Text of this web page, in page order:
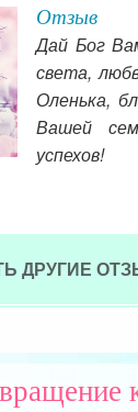
Отзыв
Дай Бог
света,
Оленька,
Вашей
успехов!
ДРУГИЕ